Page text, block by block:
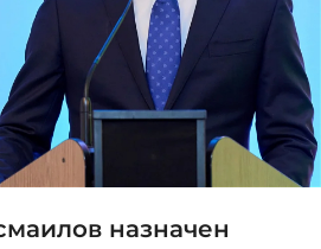
назначен